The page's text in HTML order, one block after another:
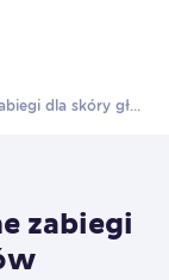
HEAD SPA – relaksacyjne zabiegi dla skóry głowy i włosów
zabiegi